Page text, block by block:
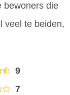
bewoners die
veel te beiden,
9
7